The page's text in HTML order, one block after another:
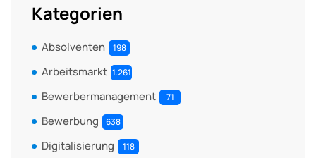
Kategorien
Absolventen 198
Arbeitsmarkt 1.261
Bewerbermanagement 71
Bewerbung 638
Digitalisierung 118